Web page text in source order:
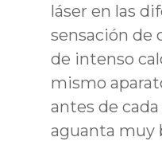
láser en las
sensación de
de intenso
mismo
antes de
aguanta muy